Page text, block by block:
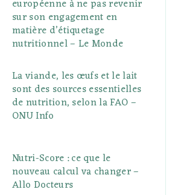
européenne à ne pas revenir
sur son engagement en
matière d’étiquetage
nutritionnel – Le Monde
La viande, les œufs et le lait
sont des sources essentielles
de nutrition, selon la FAO –
ONU Info
Nutri-Score : ce que le
nouveau calcul va changer –
Allo Docteurs